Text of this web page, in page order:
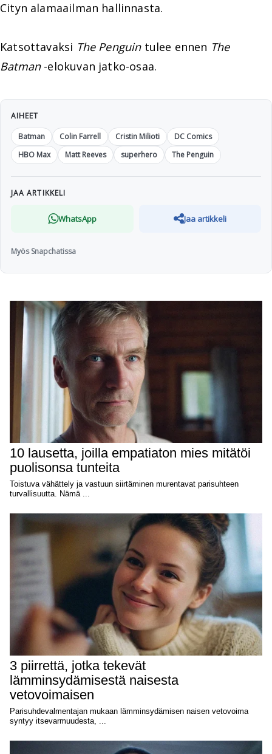
Cityn alamaailman hallinnasta.
Katsottavaksi The Penguintulee ennen The
Batman-elokuvan jatko-osaa.
AIHEET
Batman
Colin Farrell Cristin Milioti
DC Comics
HBO Max
Matt Reeves superhero The Penguin
JAA ARTIKKELI
WhatsApp Jaa artikkeli
Myös Snapchatissa